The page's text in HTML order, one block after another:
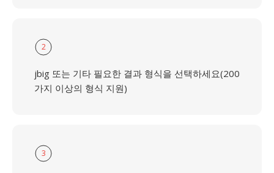
2
jbig 또는 기타 필요한 결과 형식을 선택하세요(200
가지 이상의 형식 지원)
3